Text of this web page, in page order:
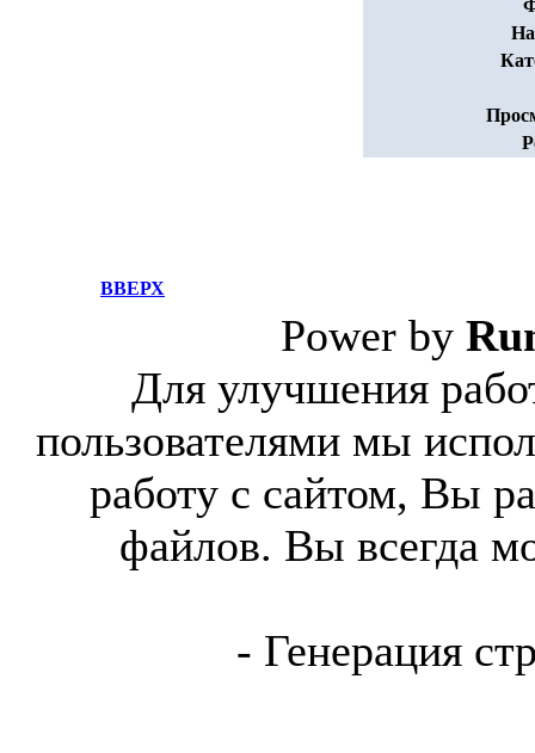
ВВЕРХ
Power by
Для улучшения
пользователями мы
работу с сайтом, Вы
файлов. Вы всегда
- Генерация